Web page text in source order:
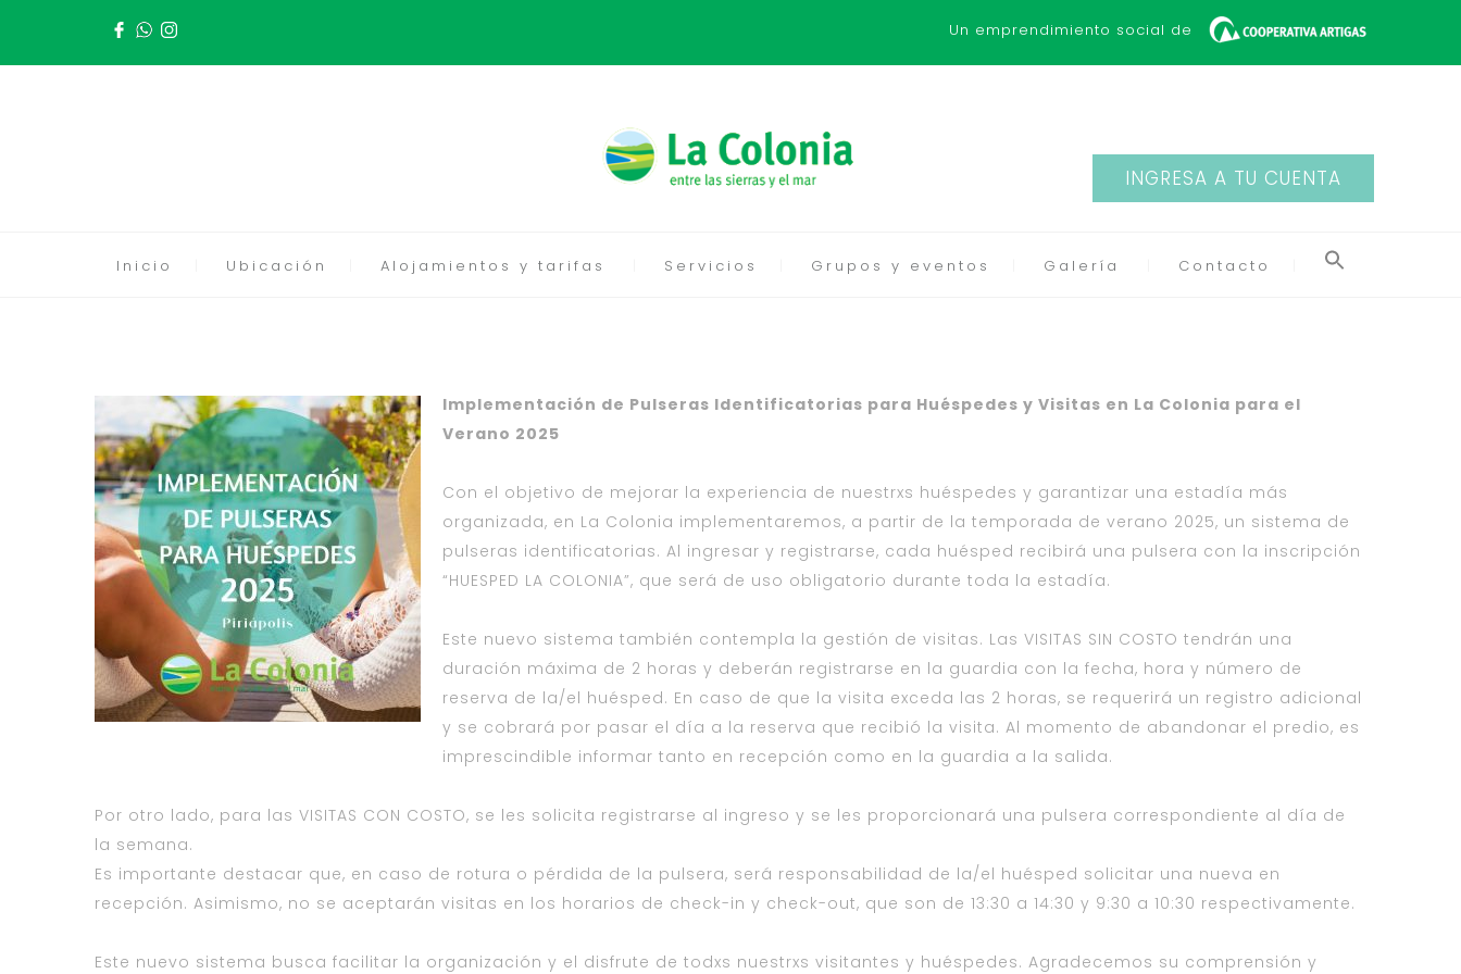
INGRESA A TU CUENTA
Un emprendimiento social de
Inicio Ubicación Alojamientos y tarifas Servicios Grupos y eventos Galería Contacto
Implementación de Pulseras Identificatorias para Huéspedes y Visitas en La Colonia para el
Verano 2025
Con el objetivo de mejorar la experiencia de nuestrxs huéspedes y garantizar una estadía más
organizada, en La Colonia implementaremos, a partir de la temporada de verano 2025, un sistema de
pulseras identificatorias. Al ingresar y registrarse, cada huésped recibirá una pulsera con la inscripción
“HUESPED LA COLONIA”, que será de uso obligatorio durante toda la estadía.
Este nuevo sistema también contempla la gestión de visitas. Las VISITAS SIN COSTO tendrán una
duración máxima de 2 horas y deberán registrarse en la guardia con la fecha, hora y número de
reserva de la/el huésped. En caso de que la visita exceda las 2 horas, se requerirá un registro adicional
y se cobrará por pasar el día a la reserva que recibió la visita. Al momento de abandonar el predio, es
imprescindible informar tanto en recepción como en la guardia a la salida.
Por otro lado, para las VISITAS CON COSTO, se les solicita registrarse al ingreso y se les proporcionará una pulsera correspondiente al día de
la semana.
Es importante destacar que, en caso de rotura o pérdida de la pulsera, será responsabilidad de la/el huésped solicitar una nueva en
recepción. Asimismo, no se aceptarán visitas en los horarios de check-in y check-out, que son de 13:30 a 14:30 y 9:30 a 10:30 respectivamente.
Este nuevo sistema busca facilitar la organización y el disfrute de todxs nuestrxs visitantes y huéspedes. Agradecemos su comprensión y